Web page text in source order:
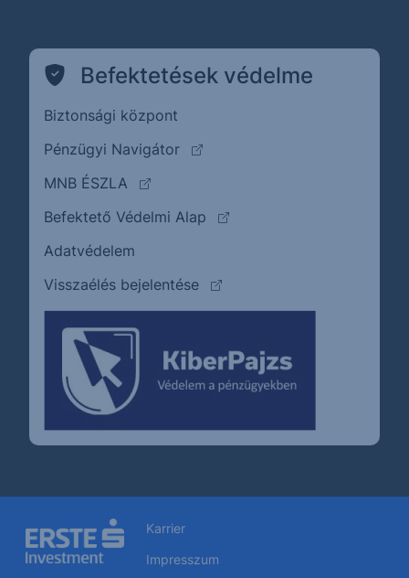
Befektetések védelme
Biztonsági központ
Pénzügyi Navigátor
(külső oldalra ugrik)
MNB ÉSZLA
(külső oldalra ugrik)
Befektető Védelmi Alap
(külső oldalra ugrik)
Adatvédelem
Visszaélés bejelentése
(külső oldalra ugrik)
Karrier
Impresszum